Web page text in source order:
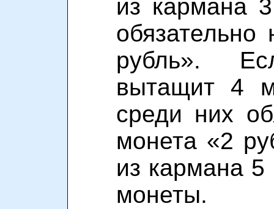
из кармана
рубль».
вытащит 4
среди них
монета «2
из кармана 5
монеты.